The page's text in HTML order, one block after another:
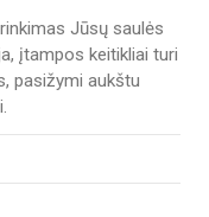
Jūsų saulės
įtampos keitikliai turi
pasižymi aukštu